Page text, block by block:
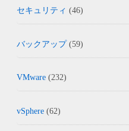
セキュリティ (46)
バックアップ(59)
VMware (232)
vSphere (62)